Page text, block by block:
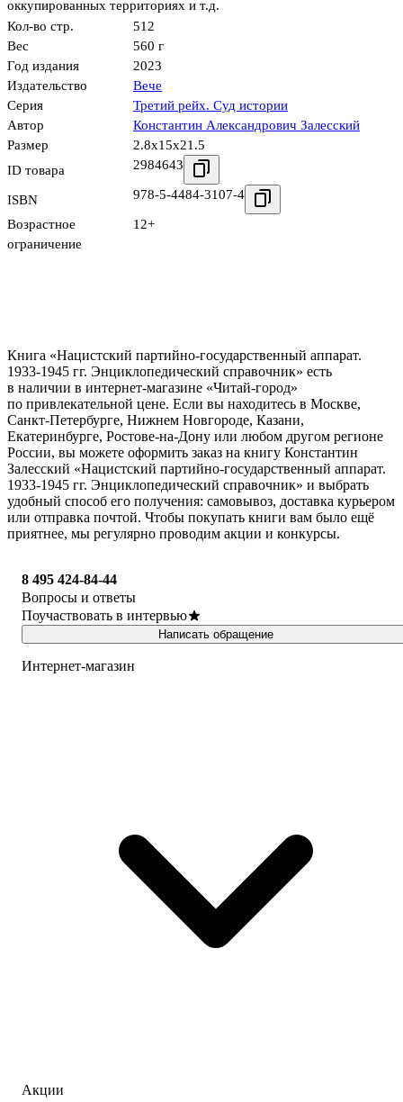
оккупированных территориях и т.д.
Кол-во стр.
512
Вес
560 г
Год издания
2023
Издательство
Вече
Серия
Третий рейх. Суд истории
Автор
Константин Александрович Залесский
Размер
2.8x15x21.5
ID товара
2984643
ISBN 978-5-4484-3107-4
Возрастное
ограничение
12+
Книга «Нацистский партийно-государственный аппарат.
1933-1945 гг. Энциклопедический справочник» есть
в наличии в интернет-магазине «Читай-город»
по привлекательной цене. Если вы находитесь в Москве,
Санкт-Петербурге, Нижнем Новгороде, Казани,
Екатеринбурге, Ростове-на-Дону или любом другом регионе
России, вы можете оформить заказ на книгу Константин
Залесский «Нацистский партийно-государственный аппарат.
1933-1945 гг. Энциклопедический справочник» и выбрать
удобный способ его получения: самовывоз, доставка курьером
или отправка почтой. Чтобы покупать книги вам было ещё
приятнее, мы регулярно проводим акции и конкурсы.
8 495 424-84-44
Вопросы и ответы
Поучаствовать в интервью
Написать обращение
Интернет-магазин
Акции